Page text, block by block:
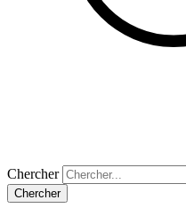
Chercher
Chercher